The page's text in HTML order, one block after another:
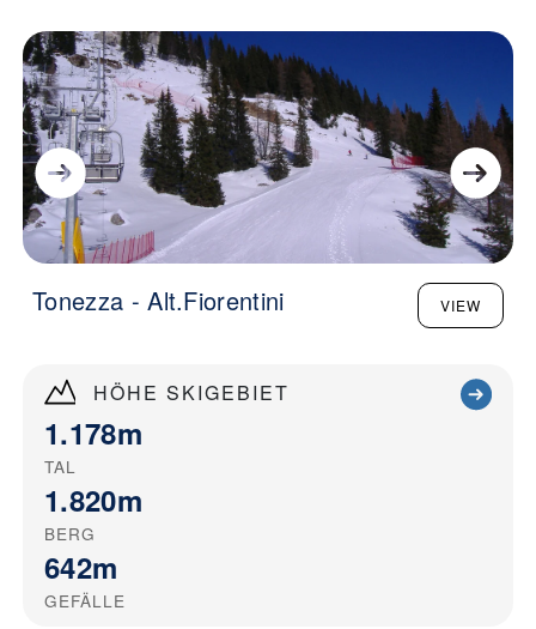
HÖHE SKIGEBIET
1.178m
TAL
1.820m
BERG
642m
GEFÄLLE
Tonezza - Alt.Fiorentini VIEW